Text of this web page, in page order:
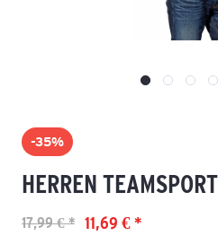
-35%
HERREN
11,69 € *
17,99 € *